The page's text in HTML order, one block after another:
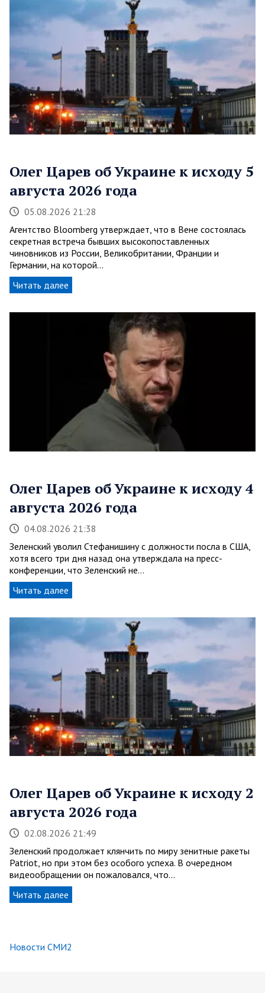
Олег Царев об Украине к исходу 5
августа 2026 года
05.08.2026 21:28
Агентство Bloomberg утверждает, что в Вене состоялась
секретная встреча бывших высокопоставленных
чиновников из России, Великобритании, Франции и
Германии, на которой…
Читать далее
Олег Царев об Украине к исходу 4
августа 2026 года
04.08.2026 21:38
Зеленский уволил Стефанишину с должности посла в США,
хотя всего три дня назад она утверждала на пресс-
конференции, что Зеленский не…
Читать далее
Олег Царев об Украине к исходу 2
августа 2026 года
02.08.2026 21:49
Зеленский продолжает клянчить по миру зенитные ракеты
Patriot, но при этом без особого успеха. В очередном
видеообращении он пожаловался, что…
Читать далее
Новости СМИ2